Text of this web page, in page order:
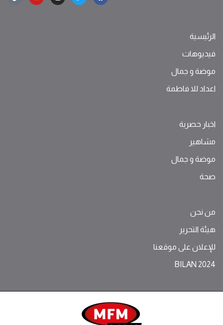
الرئيسية
فيديوهات
موضة ‫و‬ ‫‬‫جمال‬
اعداد للا فاطمة
اخبار حصرية
مشاهير
موضة ‫و‬ ‫‬‫جمال‬
صحة
من نحن
هيئة التحرير
للإعلان على موقعنا
BILAN 2024